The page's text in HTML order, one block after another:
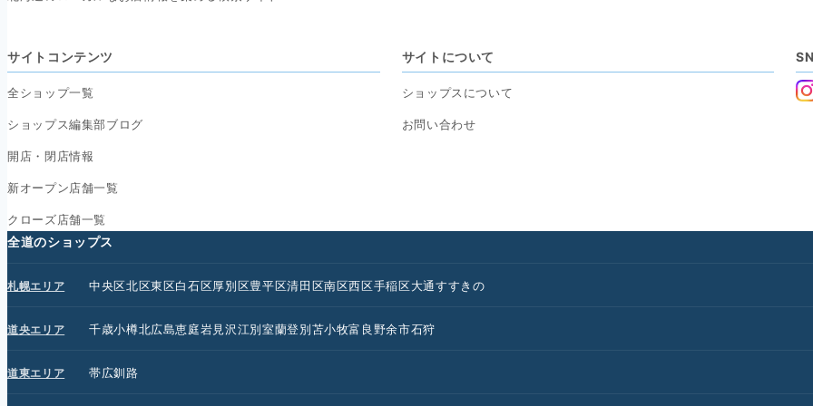
サイトコンテンツ
全ショップ一覧
ショップス編集部ブログ
開店・閉店情報
新オープン店舗一覧
クローズ店舗一覧
サイトについて
ショップスについて
お問い合わせ
全道のショップス
札幌エリア 中央区北区東区白石区厚別区豊平区清田区南区西区手稲区大通すすきの
道央エリア 千歳小樽北広島恵庭岩見沢江別室蘭登別苫小牧富良野余市石狩
道東エリア 帯広釧路